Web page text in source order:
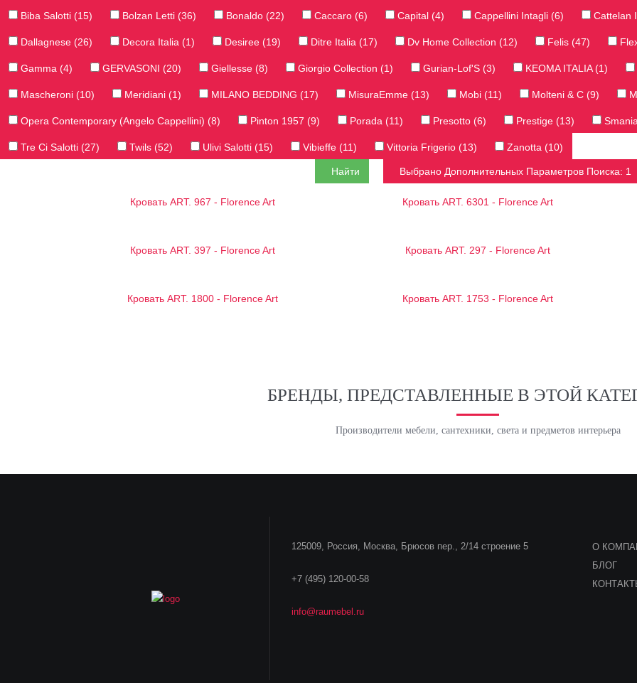
Biba Salotti (15) Bolzan Letti (36) Bonaldo (22) Caccaro (6) Capital (4) Cappellini Intagli (6) Cattelan
Dallagnese (26) Decora Italia (1) Desiree (19) Ditre Italia (17) Dv Home Collection (12) Felis (47)
Gamma (4) GERVASONI (20) Giellesse (8) Giorgio Collection (1) Gurian-Lof'S (3) KEOMA ITALIA (1)
Mascheroni (10) Meridiani (1) MILANO BEDDING (17) MisuraEmme (13) Mobi (11) Molteni & C (9)
Opera Contemporary (Angelo Cappellini) (8) Pinton 1957 (9) Porada (11) Presotto (6) Prestige (13)
Tre Ci Salotti (27) Twils (52) Ulivi Salotti (15) Vibieffe (11) Vittoria Frigerio (13) Zanotta (10)
Найти Выбрано Дополнительных Параметров Поиска: 1
Кровать ART. 967 - Florence Art Кровать ART. 6301 - Florence Art
Кровать ART. 397 - Florence Art Кровать ART. 297 - Florence Art
Кровать ART. 1800 - Florence Art Кровать ART. 1753 - Florence Art
БРЕНДЫ, ПРЕДСТАВЛЕННЫЕ В ЭТОЙ
Производители мебели, сантехники, света и предметов интерьера
125009, Россия, Москва, Брюсов пер., 2/14 строение 5
+7 (495) 120-00-58
info@raumebel.ru
О
БЛОГ